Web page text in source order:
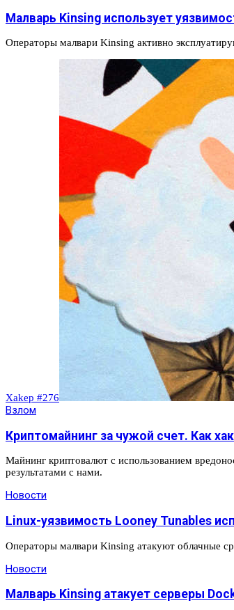
Малварь Kinsing использует
Операторы малвари Kinsing активно
Xakep #276
Взлом
Криптомайнинг за чужой счет. Как
Майнинг криптовалют с использованием
результатами с нами.
Новости
Linux-уязвимость Looney Tunables
Операторы малвари Kinsing атакуют облачные
Новости
Малварь Kinsing атакует серверы